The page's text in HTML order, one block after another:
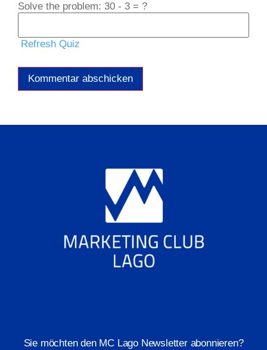
Solve the problem: 30 - 3 = ?
Refresh Quiz
Sie möchten den MC Lago Newsletter abonnieren?